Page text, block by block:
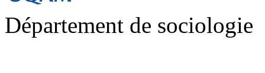
Département de sociologie